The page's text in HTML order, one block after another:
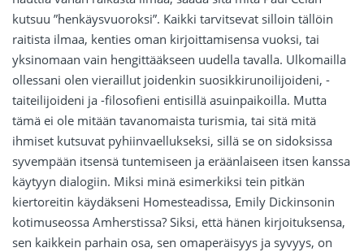
kutsuu ”henkäysvuoroksi”. Kaikki tarvitsevat silloin tällöin
raitista ilmaa, kenties oman kirjoittamisensa vuoksi, tai
yksinomaan vain hengittääkseen uudella tavalla. Ulkomailla
ollessani olen vieraillut joidenkin suosikkirunoilijoideni, -
taiteilijoideni ja -filosofieni entisillä asuinpaikoilla. Mutta
tämä ei ole mitään tavanomaista turismia, tai sitä mitä
ihmiset kutsuvat pyhiinvaellukseksi, sillä se on sidoksissa
syvempään itsensä tuntemiseen ja eräänlaiseen itsen kanssa
käytyyn dialogiin. Miksi minä esimerkiksi tein pitkän
kiertoreitin käydäkseni Homesteadissa, Emily Dickinsonin
kotimuseossa Amherstissa? Siksi, että hänen kirjoituksensa,
sen kaikkein parhain osa, sen omaperäisyys ja syvyys, on